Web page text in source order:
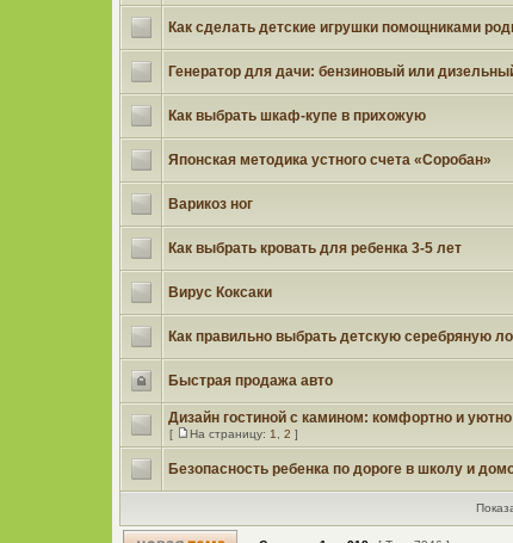
Как сделать детские игрушки помощниками
Генератор для дачи: бензиновый или
Как выбрать шкаф-купе в прихожую
Японская методика устного счета «Соробан»
Варикоз ног
Как выбрать кровать для ребенка 3-5 лет
Вирус Коксаки
Как правильно выбрать детскую серебряную
Быстрая продажа авто
Дизайн гостиной с камином: комфортно и уютно
[ На страницу: 1 ,2 ]
Безопасность ребенка по дороге в школу и